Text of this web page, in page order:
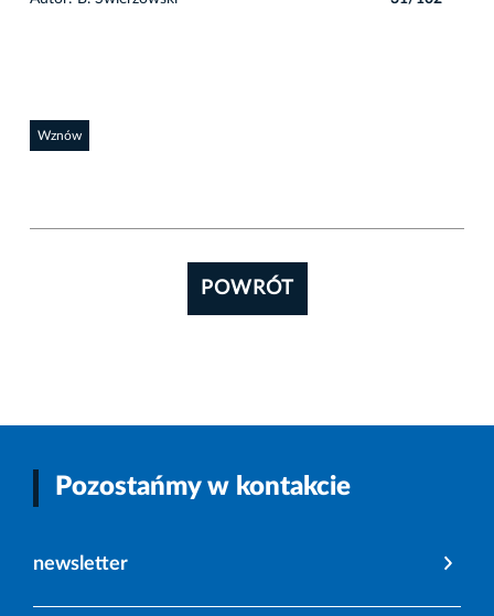
Wznów
POWRÓT
Pozostańmy w kontakcie
newsletter